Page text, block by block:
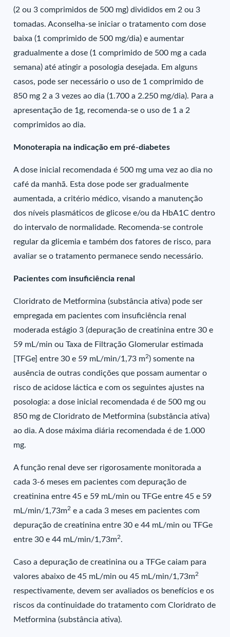
(2 ou 3 comprimidos de 500 mg) divididos em 2 ou 3
tomadas. Aconselha-se iniciar o tratamento com dose
baixa (1 comprimido de 500 mg/dia) e aumentar
gradualmente a dose (1 comprimido de 500 mg a cada
semana) até atingir a posologia desejada. Em alguns
casos, pode ser necessário o uso de 1 comprimido de
850 mg 2 a 3 vezes ao dia (1.700 a 2.250 mg/dia). Para a
apresentação de 1g, recomenda-se o uso de 1 a 2
comprimidos ao dia.
Monoterapia na indicação em pré-diabetes
A dose inicial recomendada é 500 mg uma vez ao dia no
café da manhã. Esta dose pode ser gradualmente
aumentada, a critério médico, visando a manutenção
dos níveis plasmáticos de glicose e/ou da HbA1C dentro
do intervalo de normalidade. Recomenda-se controle
regular da glicemia e também dos fatores de risco, para
avaliar se o tratamento permanece sendo necessário.
Pacientes com insuficiência renal
Cloridrato de Metformina (substância ativa) pode ser
empregada em pacientes com insuficiência renal
moderada estágio 3 (depuração de creatinina entre 30 e
59 mL/min ou Taxa de Filtração Glomerular estimada
[TFGe] entre 30 e 59 mL/min/1,73 m2) somente na
ausência de outras condições que possam aumentar o
risco de acidose láctica e com os seguintes ajustes na
posologia: a dose inicial recomendada é de 500 mg ou
850 mg de Cloridrato de Metformina (substância ativa)
ao dia. A dose máxima diária recomendada é de 1.000
mg.
A função renal deve ser rigorosamente monitorada a
cada 3-6 meses em pacientes com depuração de
creatinina entre 45 e 59 mL/min ou TFGe entre 45 e 59
mL/min/1,73m2 e a cada 3 meses em pacientes com
depuração de creatinina entre 30 e 44 mL/min ou TFGe
entre 30 e 44 mL/min/1,73m2.
Caso a depuração de creatinina ou a TFGe caiam para
valores abaixo de 45 mL/min ou 45 mL/min/1,73m2
respectivamente, devem ser avaliados os benefícios e os
riscos da continuidade do tratamento com Cloridrato de
Metformina (substância ativa).